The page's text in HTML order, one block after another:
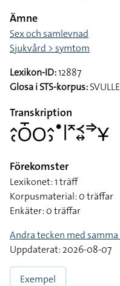
Ämne
Sex och samlevnad
Sjukvård > symtom
Lexikon-ID:12887
Glosa i STS-korpus:
Transkription
􌤵􌥗􌥆􌤻􌥆􌤵􌤶􌤟􌥼􌥷􌥹􌦉􌦆􌥃
Förekomster
Lexikonet: 1 träff
Korpusmaterial: 0 träffar
Enkäter: 0 träffar
Andra tecken med
Uppdaterat: 2026-08-07
Exempel